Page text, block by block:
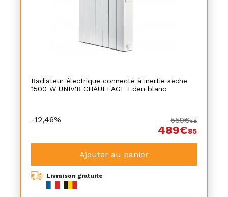
Radiateur électrique connecté à inertie sèche
1500 W UNIV'R CHAUFFAGE Eden blanc
-12,46% 559€58
489€85
Ajouter au panier
Livraison gratuite